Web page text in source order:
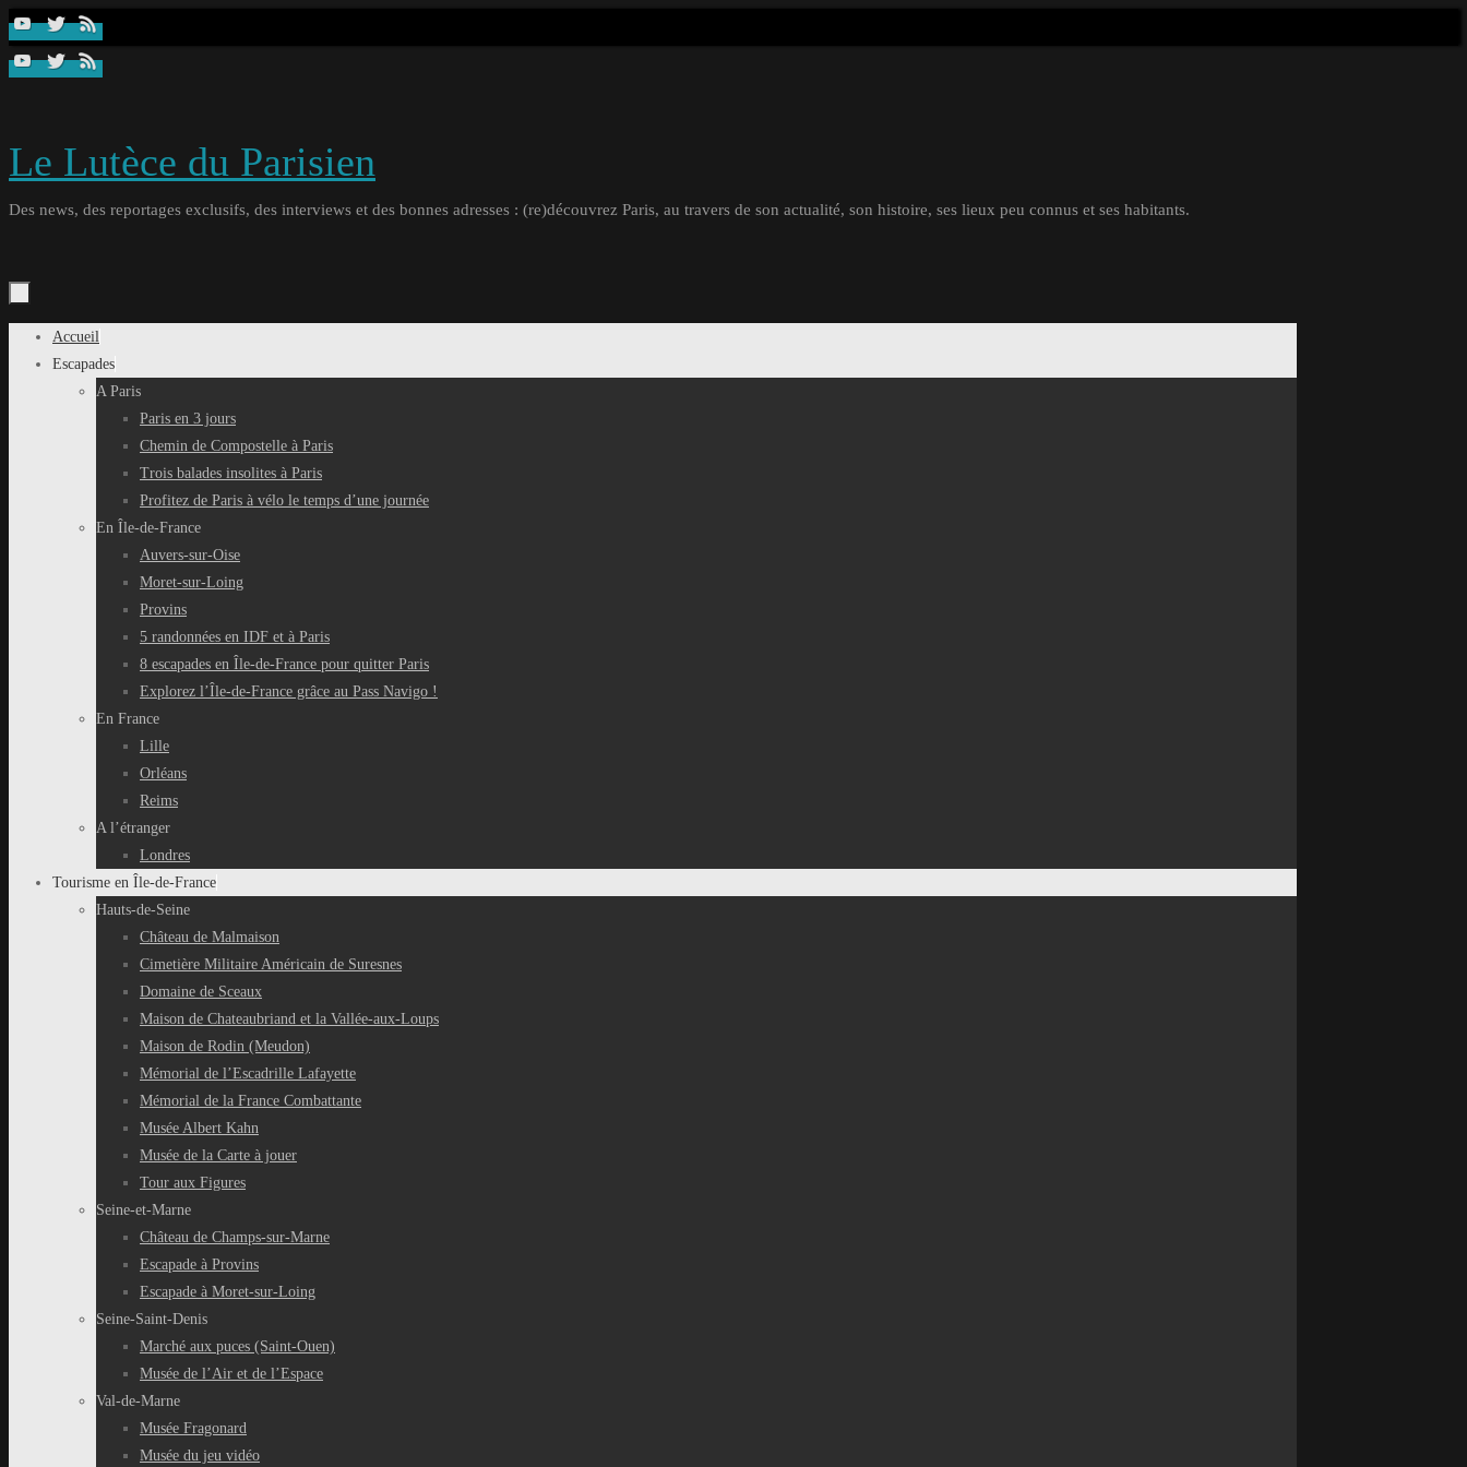
Passer
contenu
Le Lutèce du Parisien
Des news, des reportages exclusifs, des interviews et des bonnes adresses : (re)découvrez Paris, au travers de son actualité, son histoire, ses lieux peu connus et ses habitants.
Passer
Accueil
Escapades
A Paris
Paris en 3 jours
Chemin de Compostelle à Paris
Trois balades insolites à Paris
Profitez de Paris à vélo le temps d’une journée
En Île-de-France
Auvers-sur-Oise
Moret-sur-Loing
Provins
5 randonnées en IDF et à Paris
8 escapades en Île-de-France pour quitter Paris
Explorez l’Île-de-France grâce au Pass Navigo !
En France
Lille
Orléans
Reims
A l’étranger
Londres
Tourisme en Île-de-France
Hauts-de-Seine
Château de Malmaison
Cimetière Militaire Américain de Suresnes
Domaine de Sceaux
Maison de Chateaubriand et la Vallée-aux-Loups
Maison de Rodin (Meudon)
Mémorial de l’Escadrille Lafayette
Mémorial de la France Combattante
Musée Albert Kahn
Musée de la Carte à jouer
Tour aux Figures
Seine-et-Marne
Château de Champs-sur-Marne
Escapade à Provins
Escapade à Moret-sur-Loing
Seine-Saint-Denis
Marché aux puces (Saint-Ouen)
Musée de l’Air et de l’Espace
Val-de-Marne
Musée Fragonard
Musée du jeu vidéo